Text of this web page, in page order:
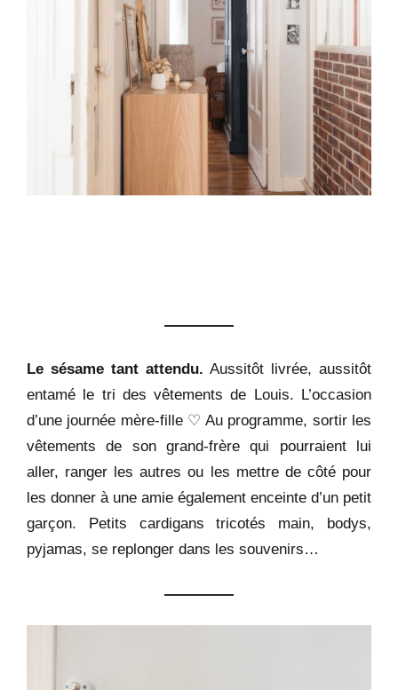
Le sésame tant attendu.Aussitôt livrée, aussitôt
entamé le tri des vêtements de Louis. L’occasion
d’une journée mère-fille ♡ Au programme, sortir les
vêtements de son grand-frère qui pourraient lui
aller, ranger les autres ou les mettre de côté pour
les donner à une amie également enceinte d’un petit
garçon. Petits cardigans tricotés main, bodys,
pyjamas, se replonger dans les souvenirs…